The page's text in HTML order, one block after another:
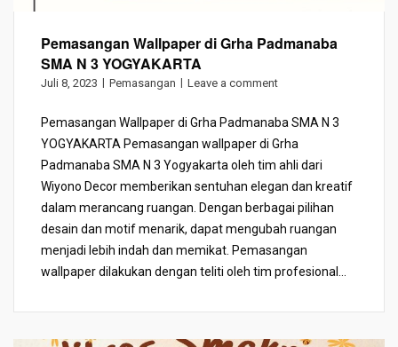
Pemasangan Wallpaper di Grha Padmanaba
SMA N 3 YOGYAKARTA
Juli 8, 2023 Pemasangan Leave a comment
Pemasangan Wallpaper di Grha Padmanaba SMA N 3
YOGYAKARTA Pemasangan wallpaper di Grha
Padmanaba SMA N 3 Yogyakarta oleh tim ahli dari
Wiyono Decor memberikan sentuhan elegan dan kreatif
dalam merancang ruangan. Dengan berbagai pilihan
desain dan motif menarik, dapat mengubah ruangan
menjadi lebih indah dan memikat. Pemasangan
wallpaper dilakukan dengan teliti oleh tim profesional...